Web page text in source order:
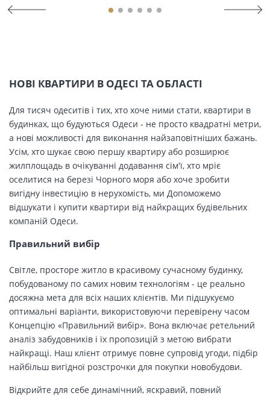
НОВІ КВАРТИРИ В ОДЕСІ ТА ОБЛАСТІ
Для тисяч одеситів і тих, хто хоче ними стати, квартири в
будинках, що будуються Одеси - не просто квадратні метри,
а нові можливості для виконання найзаповітніших бажань.
Усім, хто шукає свою першу квартиру або розширює
жилплощадь в очікуванні додавання сім'ї, хто мріє
оселитися на березі Чорного моря або хоче зробити
вигідну інвестицію в нерухомість, ми Допоможемо
відшукати і купити квартири від найкращих будівельних
компаній Одеси.
Правильний вибір
Світле, просторе житло в красивому сучасному будинку,
побудованому по самих новим технологіям - це реально
досяжна мета для всіх наших клієнтів. Ми підшукуємо
оптимальні варіанти, використовуючи перевірену часом
Концепцію «Правильний вибір». Вона включає ретельний
аналіз забудовників і їх пропозицій з метою вибрати
найкращі. Наш клієнт отримує повне супровід угоди, підбір
найбільш вигідної розстрочки для покупки новобудови.
Відкрийте для себе динамічний, яскравий, повний